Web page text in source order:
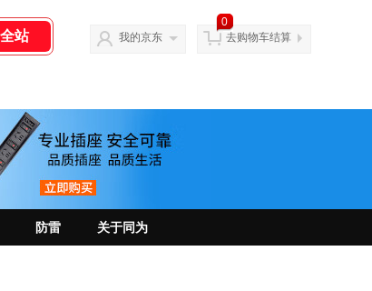
我的京东
0
去购物车结算
防雷 关于同为